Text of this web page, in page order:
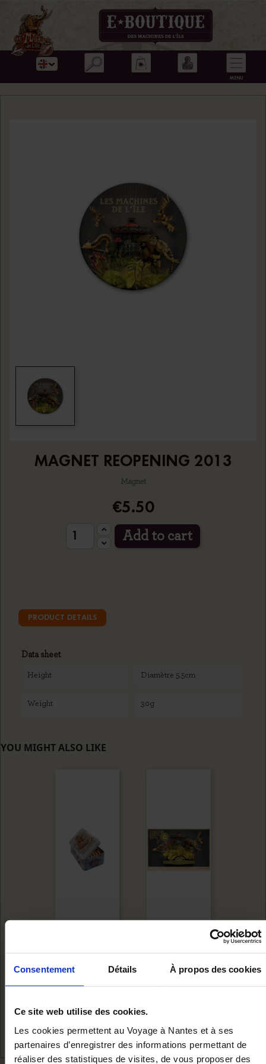
Consentement Détails À propos des cookies
Ce site web utilise des cookies.
Les cookies permettent au Voyage à Nantes et à ses
partenaires d’enregistrer des informations permettant de
réaliser des statistiques de visites, de vous proposer des
MAGNET REOPENING 2013
Magnet
€5.50
Add to cart
PRODUCT DETAILS
Data sheet
Height Diamètre 5.5cm
Weight 30g
YOU MIGHT ALSO LIKE
ELEPHANT SUGAR
€12.00
Add to cart
2013 REOPENING
POSTER